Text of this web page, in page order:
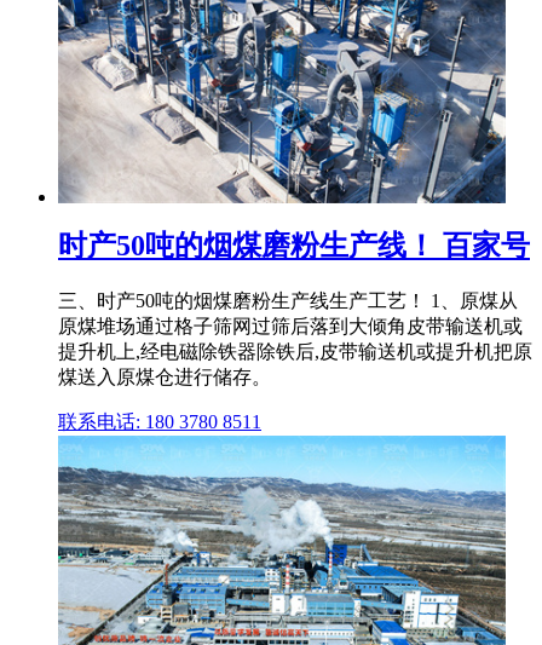
时产50吨的烟煤磨粉生产线！ 百家号
三、时产50吨的烟煤磨粉生产线生产工艺！ 1、原煤从
原煤堆场通过格子筛网过筛后落到大倾角皮带输送机或
提升机上,经电磁除铁器除铁后,皮带输送机或提升机把原
煤送入原煤仓进行储存。
联系电话: 180 3780 8511